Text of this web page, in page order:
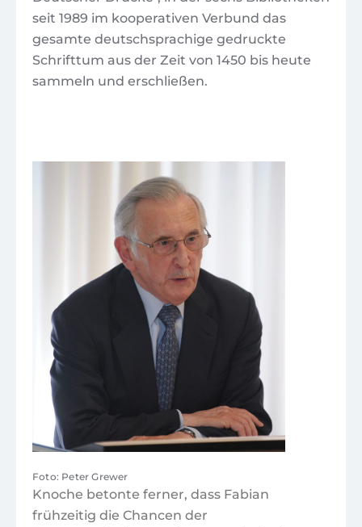
seit 1989 im kooperativen Verbund das
gesamte deutschsprachige gedruckte
Schrifttum aus der Zeit von 1450 bis heute
sammeln und erschließen.
Foto: Peter Grewer
Knoche betonte ferner, dass Fabian
frühzeitig die Chancen der